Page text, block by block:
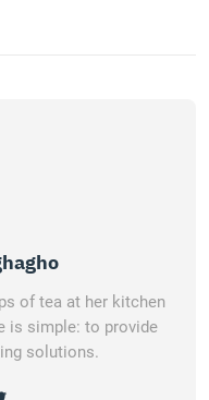
of tea at her kitchen
is simple: to provide
solutions.